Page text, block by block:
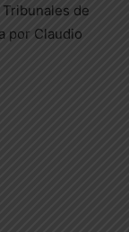
Tribunales de
por Claudio